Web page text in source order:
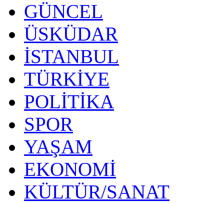
GÜNCEL
ÜSKÜDAR
İSTANBUL
TÜRKİYE
POLİTİKA
SPOR
YAŞAM
EKONOMİ
KÜLTÜR/SANAT